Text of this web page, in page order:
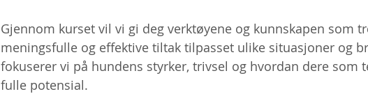
Gjennom kurset vil vi gi deg verktøyene og kunnskapen som
meningsfulle og effektive tiltak tilpasset ulike situasjoner og
fokuserer vi på hundens styrker, trivsel og hvordan dere som
fulle potensial.